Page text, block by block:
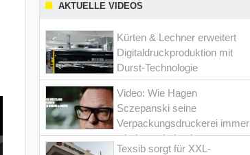
AKTUELLE VIDEOS
Kürten & Lechner erweitert
Digitaldruckproduktion mit
Durst-Technologie
Video: Wie Hagen
Sczepanski seine
Verpackungsdruckerei immer
wieder optimiert hat
Texsib sorgt für XXL-